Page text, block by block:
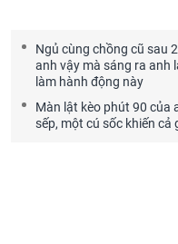
Ngủ cùng chồng cũ sau
anh vậy mà sáng ra anh
làm hành động này
Màn lật kèo phút 90 của
sếp, một cú sốc khiến